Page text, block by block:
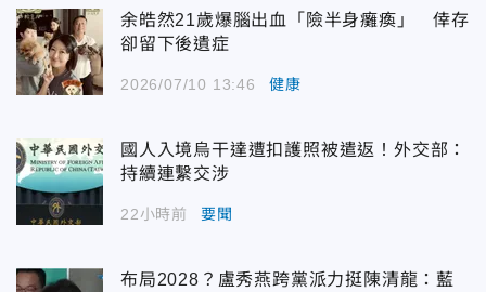
余皓然21歲爆腦出血「險半身癱瘓」 倖存
卻留下後遺症
2026/07/10 13:46 健康
國人入境烏干達遭扣護照被遣返！外交部：
持續連繫交涉
22小時前 要聞
布局2028？盧秀燕跨黨派力挺陳清龍：藍